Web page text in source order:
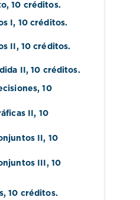
, 10 créditos.
I, 10 créditos.
II , 10 créditos.
II , 10 créditos.
, 10
II, 10
II, 10
III , 10
, 10 créditos.